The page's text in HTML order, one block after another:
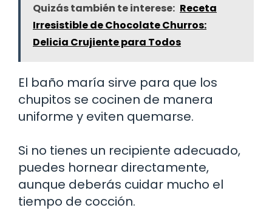
Quizás también te interese: Receta
Irresistible de Chocolate Churros:
Delicia Crujiente para Todos
El baño maría sirve para que los
chupitos se cocinen de manera
uniforme y eviten quemarse.
Si no tienes un recipiente adecuado,
puedes hornear directamente,
aunque deberás cuidar mucho el
tiempo de cocción.